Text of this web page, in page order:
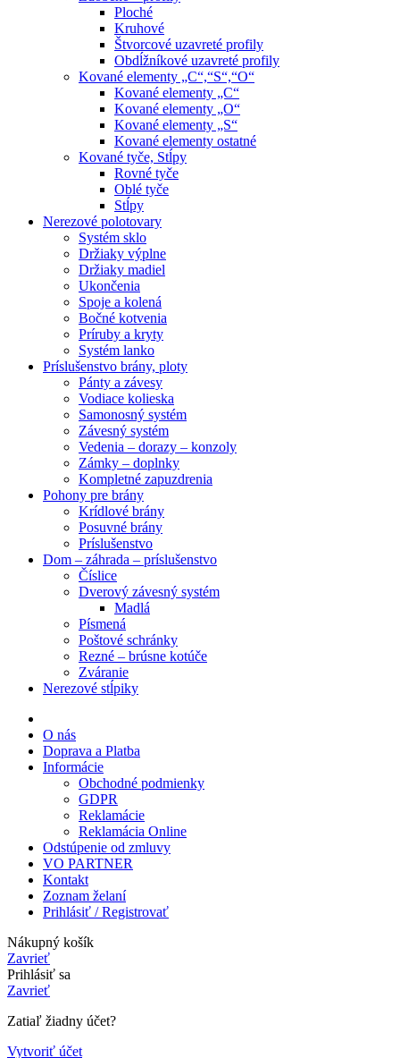
Ploché
Kruhové
Štvorcové uzavreté profily
Obdĺžníkové uzavreté profily
Kované elementy „C“,“S“,“O“
Kované elementy „C“
Kované elementy „O“
Kované elementy „S“
Kované elementy ostatné
Kované tyče, Stĺpy
Rovné tyče
Oblé tyče
Stĺpy
Nerezové polotovary
Systém sklo
Držiaky výplne
Držiaky madiel
Ukončenia
Spoje a kolená
Bočné kotvenia
Príruby a kryty
Systém lanko
Príslušenstvo brány, ploty
Pánty a závesy
Vodiace kolieska
Samonosný systém
Závesný systém
Vedenia – dorazy – konzoly
Zámky – doplnky
Kompletné zapuzdrenia
Pohony pre brány
Krídlové brány
Posuvné brány
Príslušenstvo
Dom – záhrada – príslušenstvo
Číslice
Dverový závesný systém
Madlá
Písmená
Poštové schránky
Rezné – brúsne kotúče
Zváranie
Nerezové stĺpiky
O nás
Doprava a Platba
Informácie
Obchodné podmienky
GDPR
Reklamácie
Reklamácia Online
Odstúpenie od zmluvy
VO PARTNER
Kontakt
Zoznam želaní
Prihlásiť / Registrovať
Nákupný košík
Zavrieť
Prihlásiť sa
Zavrieť
Zatiaľ žiadny účet?
Vytvoriť účet